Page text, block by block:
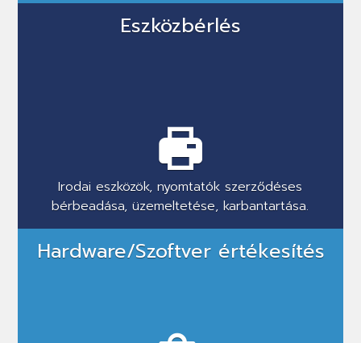
Eszközbérlés
Irodai eszközök, nyomtatók szerződéses
bérbeadása, üzemeltetése, karbantartása.
Hardware/Szoftver értékesítés